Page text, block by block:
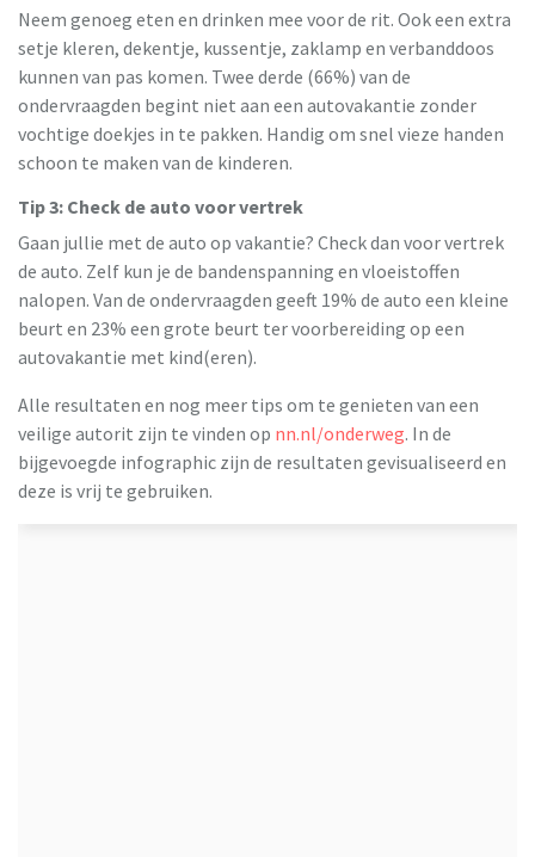
Neem genoeg eten en drinken mee voor de rit. Ook een extra
setje kleren, dekentje, kussentje, zaklamp en verbanddoos
kunnen van pas komen. Twee derde (66%) van de
ondervraagden begint niet aan een autovakantie zonder
vochtige doekjes in te pakken. Handig om snel vieze handen
schoon te maken van de kinderen.
Tip 3: Check de auto voor vertrek
Gaan jullie met de auto op vakantie? Check dan voor vertrek
de auto. Zelf kun je de bandenspanning en vloeistoffen
nalopen. Van de ondervraagden geeft 19% de auto een kleine
beurt en 23% een grote beurt ter voorbereiding op een
autovakantie met kind(eren).
Alle resultaten en nog meer tips om te genieten van een
veilige autorit zijn te vinden op nn.nl/onderweg. In de
bijgevoegde infographic zijn de resultaten gevisualiseerd en
deze is vrij te gebruiken.